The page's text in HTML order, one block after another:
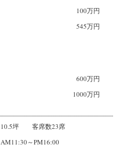
100万円
545万円
600万円
1000万円
10.5坪 客席数23席
AM11:30～PM16:00